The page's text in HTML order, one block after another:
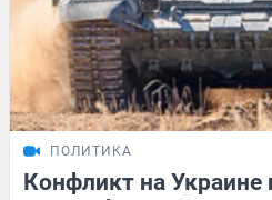
ПОЛИТИКА
Конфликт на Украине